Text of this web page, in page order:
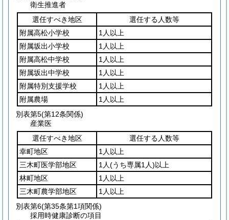
衛生推進者
選任すべき地区
選任する人数等
附属高松小学校
1人以上
附属坂出小学校
1人以上
附属高松中学校
1人以上
附属坂出中学校
1人以上
附属特別支援学校
1人以上
附属農場
1人以上
別表第5(第12条関係)
産業医
選任すべき地区
選任する人数等
幸町地区
1人以上
三木町医学部地区
1人(うち専属1人)以上
林町地区
1人以上
三木町農学部地区
1人以上
別表第6(第35条第1項関係)
採用時健康診断の項目